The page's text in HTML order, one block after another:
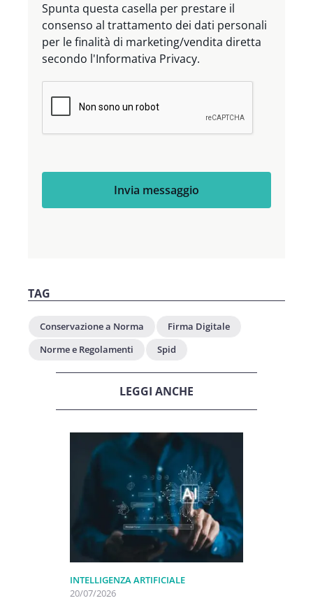
Spunta questa casella per prestare il
consenso al trattamento dei dati personali
per le finalità di marketing/vendita diretta
secondo l'Informativa Privacy.
Invia messaggio
TAG
Conservazione a Norma
Firma Digitale
Norme e Regolamenti
Spid
LEGGI ANCHE
INTELLIGENZA ARTIFICIALE
20/07/2026